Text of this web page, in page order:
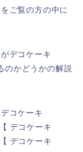
ご覧の方の中に
デコケーキ
のかどうかの解説
コケーキ
デコケーキ
デコケーキ